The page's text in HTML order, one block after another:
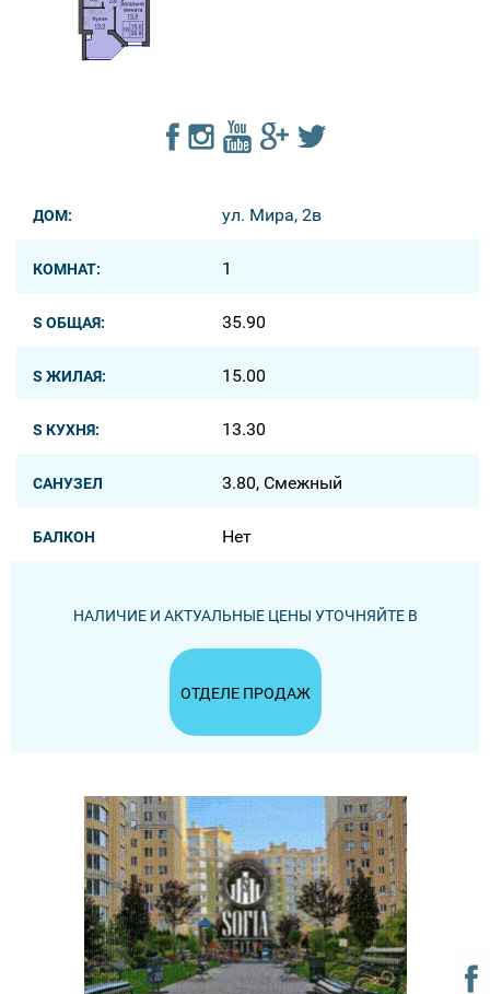
ДОМ: ул. Мира, 2в
КОМНАТ: 1
S ОБЩАЯ: 35.90
S ЖИЛАЯ: 15.00
S КУХНЯ: 13.30
САНУЗЕЛ 3.80, Смежный
БАЛКОН Нет
НАЛИЧИЕ И АКТУАЛЬНЫЕ ЦЕНЫ УТОЧНЯЙТЕ В
ОТДЕЛЕ ПРОДАЖ